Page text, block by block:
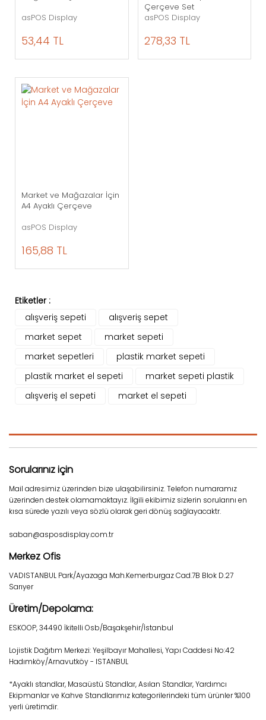
asPOS Display
53,44 TL
Çerçeve Set
asPOS Display
278,33 TL
Market ve Mağazalar İçin
A4 Ayaklı Çerçeve
asPOS Display
165,88 TL
Etiketler :
alışveriş sepeti
alışveriş sepet
market sepet
market sepeti
market sepetleri
plastik market sepeti
plastik market el sepeti
market sepeti plastik
alışveriş el sepeti
market el sepeti
Sorularınız için
Mail adresimiz üzerinden bize ulaşabilirsiniz. Telefon numaramız
üzerinden destek olamamaktayız. İlgili ekibimiz sizlerin sorularını en
kısa sürede yazılı veya sözlü olarak geri dönüş sağlayacaktr.
saban@asposdisplay.com.tr
Merkez Ofis
VADISTANBUL Park/Ayazaga Mah.Kemerburgaz Cad.7B Blok D.27
Sarıyer
Üretim/Depolama:
ESKOOP, 34490 İkitelli Osb/Başakşehir/İstanbul
Lojistik Dağıtım Merkezi: Yeşilbayır Mahallesi, Yapı Caddesi No:42
Hadımköy/Arnavutköy - ISTANBUL
*Ayaklı standlar, Masaüstü Standlar, Asılan Standlar, Yardımcı
Ekipmanlar ve Kahve Standlarımız kategorilerindeki tüm ürünler %100
yerli üretimdir.